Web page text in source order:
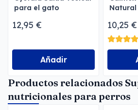
para el gato
12,95 €
Añadir
10,25 €
Productos relacionados
nutricionales para perros